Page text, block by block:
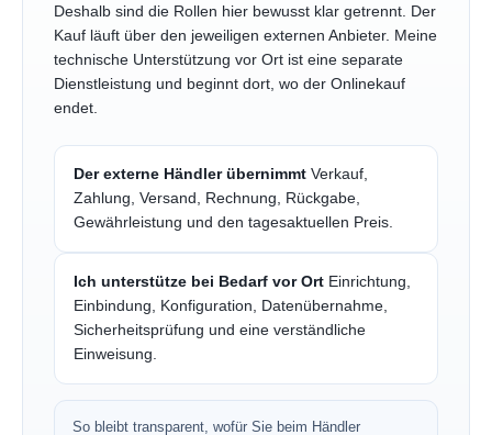
Deshalb sind die Rollen hier bewusst klar getrennt. Der
Kauf läuft über den jeweiligen externen Anbieter. Meine
technische Unterstützung vor Ort ist eine separate
Dienstleistung und beginnt dort, wo der Onlinekauf
endet.
Der externe Händler übernimmt Verkauf,
Zahlung, Versand, Rechnung, Rückgabe,
Gewährleistung und den tagesaktuellen Preis.
Ich unterstütze bei Bedarf vor Ort Einrichtung,
Einbindung, Konfiguration, Datenübernahme,
Sicherheitsprüfung und eine verständliche
Einweisung.
So bleibt transparent, wofür Sie beim Händler